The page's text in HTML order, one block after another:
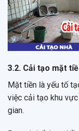
3.2. Cải tạo mặt
Mặt tiền là yếu tố
việc cải tạo khu
gian.